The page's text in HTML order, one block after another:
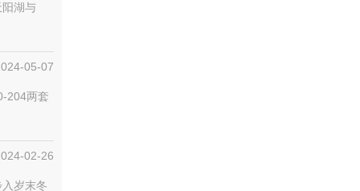
湖与
05-07
204两套
02-26
岁末冬